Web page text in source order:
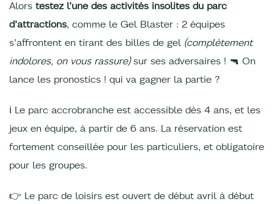
Alors testez l’une des activités insolites du parc
d’attractions, comme le Gel Blaster : 2 équipes
s’affrontent en tirant des billes de gel (complètement
indolores, on vous rassure)sur ses adversaires ! 🔫 On
lance les pronostics ! qui va gagner la partie ?
ℹ Le parc accrobranche est accessible dès 4 ans, et les
jeux en équipe, à partir de 6 ans. La réservation est
fortement conseillée pour les particuliers, et obligatoire
pour les groupes.
👉 Le parc de loisirs est ouvert de début avril à début